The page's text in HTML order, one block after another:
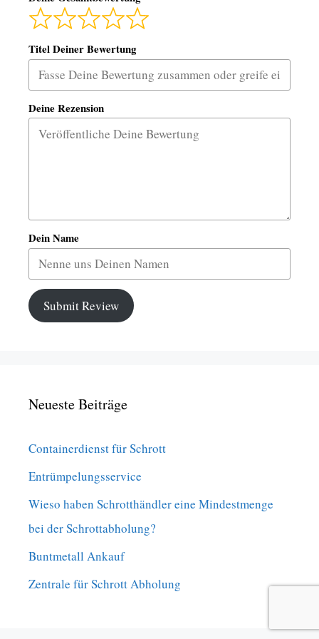
Titel Deiner Bewertung
Deine Rezension
Dein Name
Submit Review
Neueste Beiträge
Containerdienst für Schrott
Entrümpelungsservice
Wieso haben Schrotthändler eine Mindestmenge
bei der Schrottabholung?
Buntmetall Ankauf
Zentrale für Schrott Abholung